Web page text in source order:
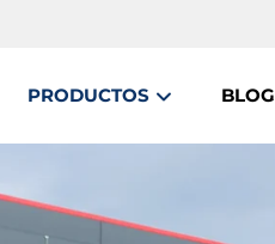
PRODUCTOS BLOG